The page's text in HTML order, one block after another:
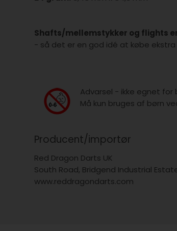
Shafts/mellemstykker og flights
- så det er en god idé at købe
Advarsel - ikke egnet for
Må kun bruges af børn
Producent/importør
Red Dragon Darts UK
South Road, Bridgend Industrial
www.reddragondarts.com